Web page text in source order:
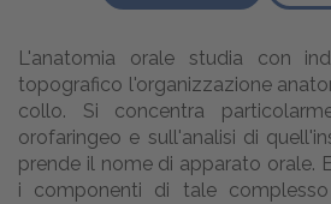
L'anatomia orale studia con
topografico l'organizzazione
collo. Si concentra
orofaringeo e sull'analisi di
prende il nome di apparato orale.
i componenti di tale